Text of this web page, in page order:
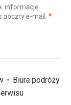
informacje
poczty e-mail. *
Biura podróży